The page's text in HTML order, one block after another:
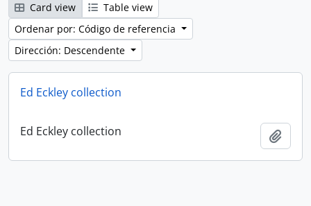
Card view
Table view
Ordenar por: Código de referencia
Dirección: Descendente
Ed Eckley collection
Ed Eckley collection